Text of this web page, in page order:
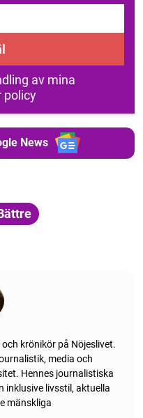
av mina
policy
News
krönikör på Nöjeslivet.
media och
Hennes journalistiska
inklusive livsstil, aktuella
mänskliga